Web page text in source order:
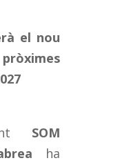
el nou
SOM
ha